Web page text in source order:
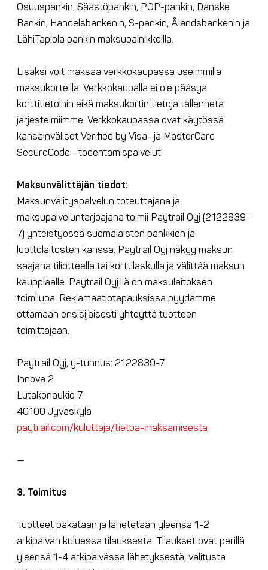
Osuuspankin, Säästöpankin, POP-pankin, Danske
Bankin, Handelsbankenin, S-pankin, Ålandsbankenin ja
LähiTapiola pankin maksupainikkeilla.
Lisäksi voit maksaa verkkokaupassa useimmilla
maksukorteilla. Verkkokaupalla ei ole pääsyä
korttitietoihin eikä maksukortin tietoja tallenneta
järjestelmiimme. Verkkokaupassa ovat käytössä
kansainväliset Verified by Visa- ja MasterCard
SecureCode –todentamispalvelut.
Maksunvälittäjän tiedot:
Maksunvälityspalvelun toteuttajana ja
maksupalveluntarjoajana toimii Paytrail Oyj (2122839-
7) yhteistyössä suomalaisten pankkien ja
luottolaitosten kanssa. Paytrail Oyj näkyy maksun
saajana tiliotteella tai korttilaskulla ja välittää maksun
kauppiaalle. Paytrail Oyj:llä on maksulaitoksen
toimilupa. Reklamaatiotapauksissa pyydämme
ottamaan ensisijaisesti yhteyttä tuotteen
toimittajaan.
Paytrail Oyj, y-tunnus: 2122839-7
Innova 2
Lutakonaukio 7
40100 Jyväskylä
paytrail.com/kuluttaja/tietoa-maksamisesta
—
3. Toimitus
Tuotteet pakataan ja lähetetään yleensä 1-2
arkipäivän kuluessa tilauksesta. Tilaukset ovat perillä
yleensä 1-4 arkipäivässä lähetyksestä, valitusta